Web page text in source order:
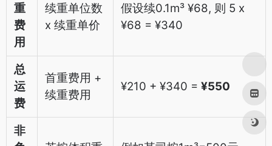
重
费
用
续重单位数
x 续重单价
假设续0.1m³ ¥68, 则 5 x
¥68 = ¥340
总
运
费
首重费用 +
续重费用
¥210 + ¥340 = ¥550
非